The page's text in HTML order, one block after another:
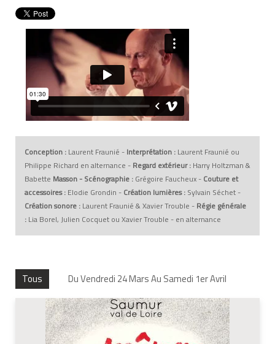
Conception : Laurent Fraunié - Interprétation : Laurent Fraunié ou
Philippe Richard en alternance - Regard extérieur : Harry Holtzman &
Babette Masson - Scénographie : Grégoire Faucheux - Couture et
accessoires : Elodie Grondin - Création lumières : Sylvain Séchet -
Création sonore : Laurent Fraunié & Xavier Trouble - Régie générale
: Lia Borel, Julien Cocquet ou Xavier Trouble - en alternance
Tous Du Vendredi 24 Mars Au Samedi 1er Avril